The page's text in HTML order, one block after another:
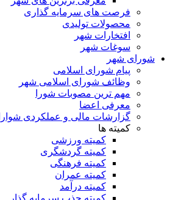
فرصت های سرمایه گذاری
محصولات تولیدی
افتخارات شهر
سوغات شهر
شورای شهر
پیام شورای اسلامی
وظائف شورای اسلامی شهر
مهم ترین مصوبات شورا
معرفی اعضا
گزارشات مالی و عملکردی شوارا
کمیته ها
کمیته ورزشی
کمیته گردشگری
کمیته فرهنگی
کمیته عمران
کمیته درآمد